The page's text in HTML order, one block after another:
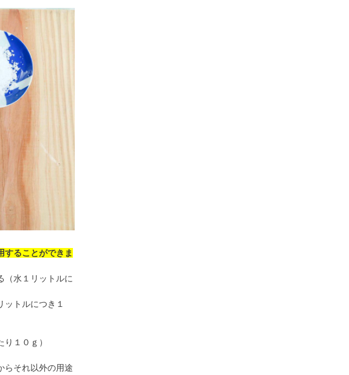
することができま
（水１リットルに
ットルにつき１
１０ｇ）
らそれ以外の用途